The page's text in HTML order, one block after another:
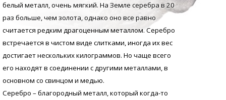
белый металл, очень мягкий. На Земле серебра в 20
раз больше, чем золота, однако оно все равно
считается редким драгоценным металлом. Серебро
встречается в чистом виде слитками, иногда их вес
достигает нескольких килограммов. Но чаще всего
его находят в соединении с другими металлами, в
основном со свинцом и медью.
Серебро – благородный металл, который когда-то